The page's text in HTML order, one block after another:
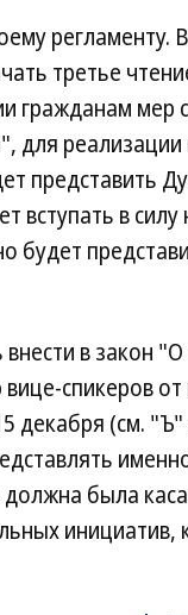
регламенту.
третье
гражданам мер
для
представить
вступать в
будет
в закон
спикеров
декабря (см.
была